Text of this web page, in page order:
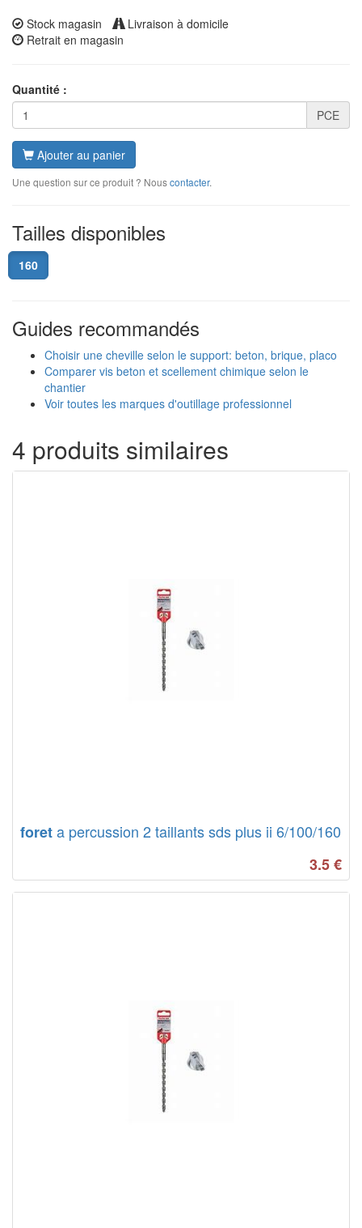
Stock magasin
Livraison à domicile
Retrait en magasin
Quantité :
PCE
Ajouter au panier
Une question sur ce produit ? Nouscontacter.
Tailles disponibles
160
Guides recommandés
Choisir une cheville selon le support: beton, brique, placo
Comparer vis beton et scellement chimique selon le
chantier
Voir toutes les marques d'outillage professionnel
4 produits similaires
foreta percussion 2 taillants sds plus ii 6/100/160
3.5€